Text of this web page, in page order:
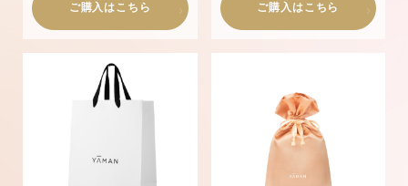
ご購入はこちら ご購入はこちら